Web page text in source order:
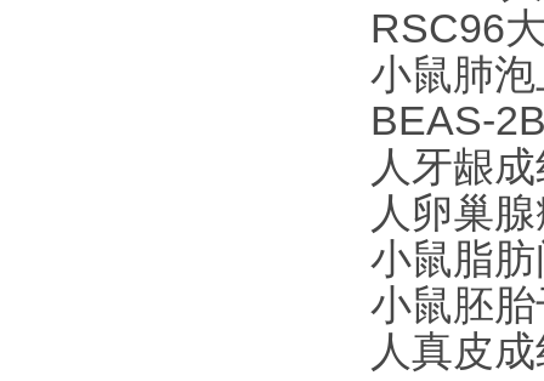
RSC96
小鼠肺
BEAS-
人牙龈
人卵巢
小鼠脂
小鼠胚
人真皮